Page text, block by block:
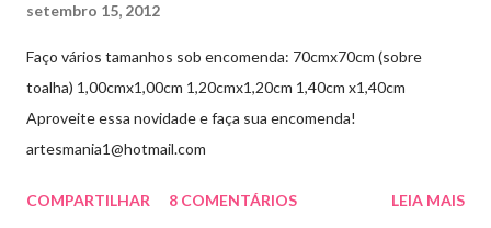
setembro 15, 2012
Faço vários tamanhos sob encomenda: 70cmx70cm (sobre
toalha) 1,00cmx1,00cm 1,20cmx1,20cm 1,40cm x1,40cm
Aproveite essa novidade e faça sua encomenda!
artesmania1@hotmail.com
COMPARTILHAR 8 COMENTÁRIOS LEIA MAIS